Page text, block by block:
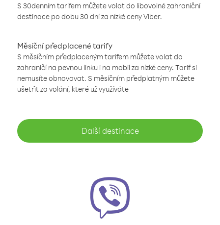
S 30denním tarifem můžete volat do libovolné zahraniční
destinace po dobu 30 dní za nízké ceny Viber.
Měsíční předplacené tarify
S měsíčním předplaceným tarifem můžete volat do
zahraničí na pevnou linku i na mobil za nízké ceny. Tarif si
nemusíte obnovovat. S měsíčním předplatným můžete
ušetřit za volání, které už využíváte
Další destinace